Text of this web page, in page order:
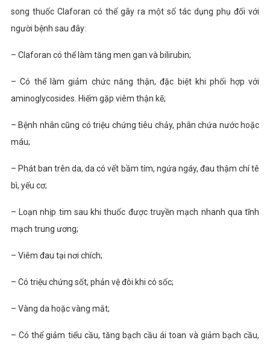
song thuốc Claforan có thể gây ra một số tác dụng phụ đối với
người bệnh sau đây:
– Claforan có thể làm tăng men gan và bilirubin;
– Có thể làm giảm chức năng thận, đặc biệt khi phối hợp với
aminoglycosides. Hiếm gặp viêm thận kẽ;
– Bệnh nhân cũng có triệu chứng tiêu chảy, phân chứa nước hoặc
máu;
– Phát ban trên da, da có vết bầm tím, ngứa ngáy, đau thậm chí tê
bì, yếu cơ;
– Loạn nhịp tim sau khi thuốc được truyền mạch nhanh qua tĩnh
mạch trung ương;
– Viêm đau tại nơi chích;
– Có triệu chứng sốt, phản vệ đôi khi có sốc;
– Vàng da hoặc vàng mắt;
– Có thể giảm tiểu cầu, tăng bạch cầu ái toan và giảm bạch cầu,